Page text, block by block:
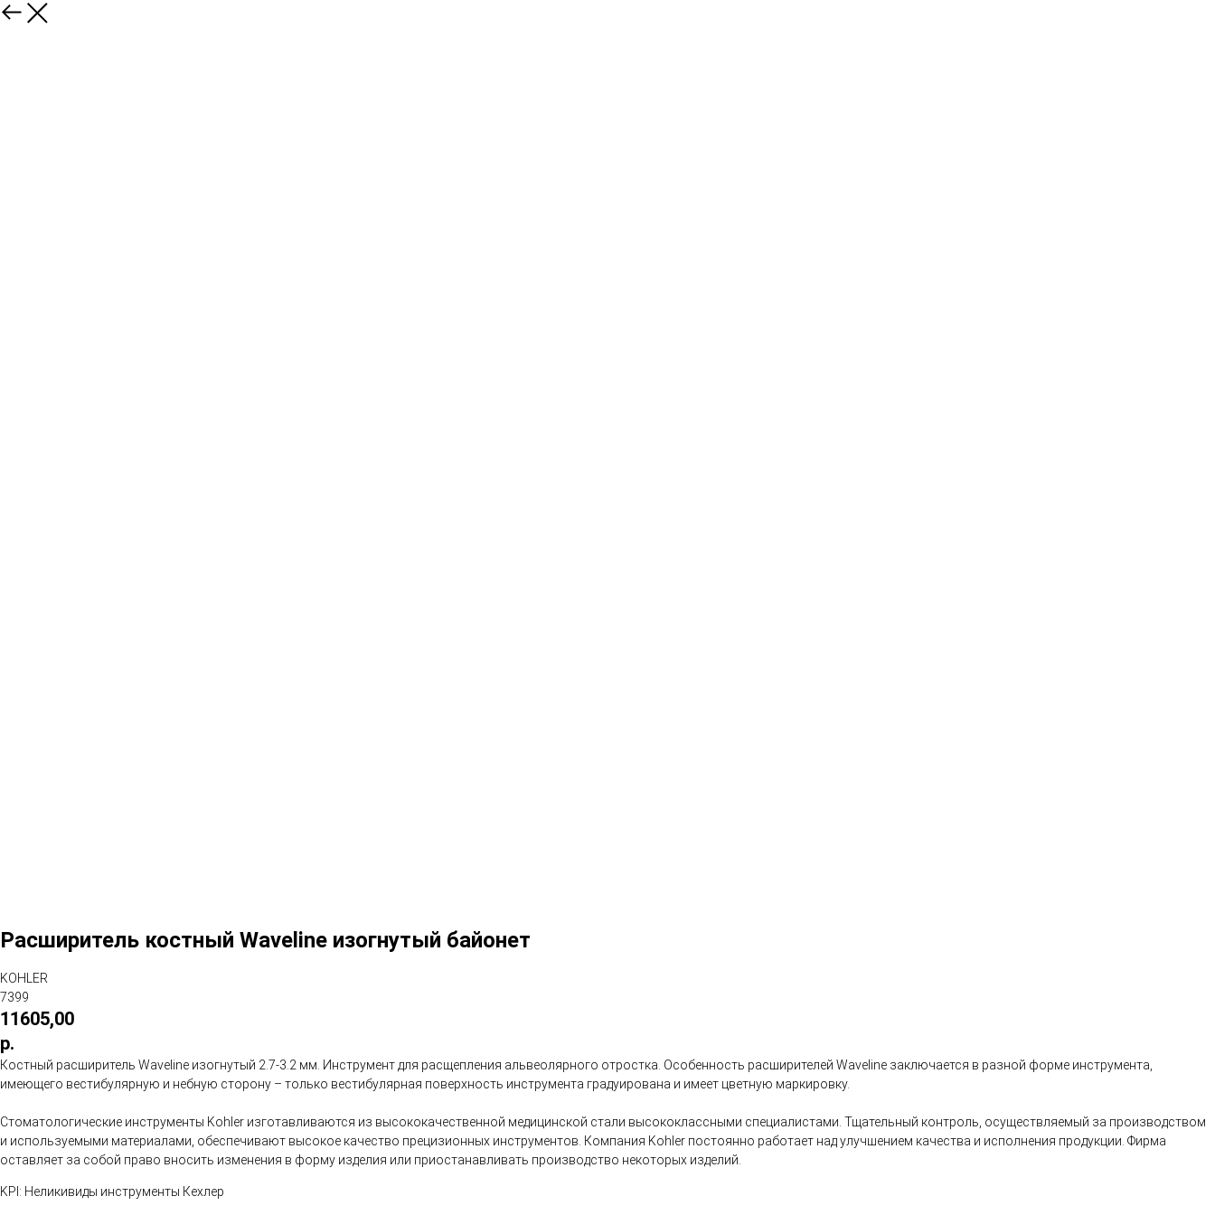
Расширитель костный Waveline изогнутый байонет
KOHLER
7399
11605,00
р.
Костный расширитель Waveline изогнутый 2.7-3.2 мм. Инструмент для расщепления альвеолярного отростка. Особенность расширителей Waveline заключается в разной форме инструмента,
имеющего вестибулярную и небную сторону – только вестибулярная поверхность инструмента градуирована и имеет цветную маркировку.
Стоматологические инструменты Kohler изготавливаются из высококачественной медицинской стали высококлассными специалистами. Тщательный контроль, осуществляемый за производством
и используемыми материалами, обеспечивают высокое качество прецизионных инструментов. Компания Kohler постоянно работает над улучшением качества и исполнения продукции. Фирма
оставляет за собой право вносить изменения в форму изделия или приостанавливать производство некоторых изделий.
KPI: Неликивиды инструменты Кехлер